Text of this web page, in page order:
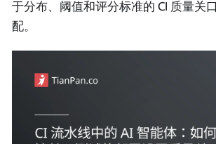
于分布、阈值和评分标准的 CI 质量关
配。